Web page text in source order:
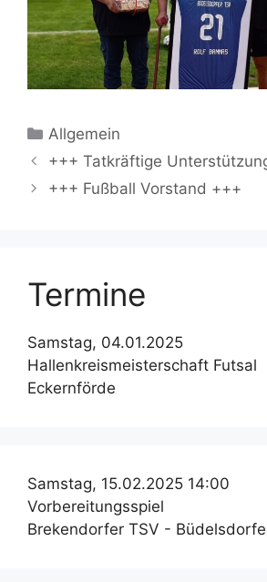
Kategorien
Allgemein
+++ Tatkräftige
+++ Fußball Vorstand +++
Termine
Samstag, 04.01.2025
Hallenkreismeisterschaft Futsal
Eckernförde
Samstag, 15.02.2025 14:00
Vorbereitungsspiel
Brekendorfer TSV -